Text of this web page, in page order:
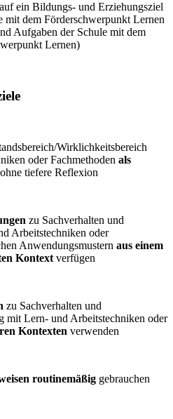
ein Bildungs- und Erziehungsziel
mit dem Förderschwerpunkt Lernen
Aufgaben der Schule mit dem
Lernen)
Wirklichkeitsbereich
oder Fachmethoden als
tiefere Reflexion
zu Sachverhalten und
Arbeitstechniken oder
Anwendungsmustern aus einem
Kontext verfügen
zu Sachverhalten und
mit Lern- und Arbeitstechniken oder
Kontexten verwenden
routinemäßig gebrauchen